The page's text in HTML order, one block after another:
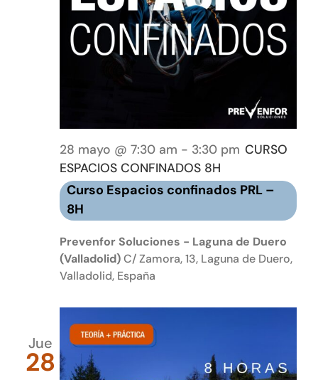
Tienda online
28 mayo @ 7:30 am - 3:30 pm CURSO
ESPACIOS CONFINADOS 8H
Curso Espacios confinados PRL –
8H
Prevenfor Soluciones - Laguna de Duero
(Valladolid)C/ Zamora, 13, Laguna de Duero,
Valladolid, España
Jue
28